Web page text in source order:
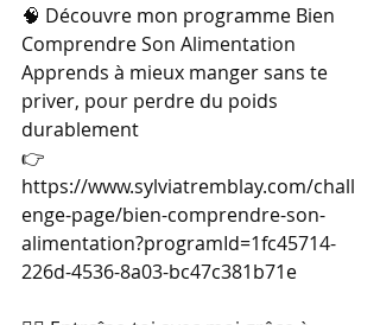
🧠 Découvre mon programme Bien
Comprendre Son Alimentation
Apprends à mieux manger sans te
priver, pour perdre du poids
durablement
👉
https://www.sylviatremblay.com/chall
enge-page/bien-comprendre-son-
alimentation?programId=1fc45714-
226d-4536-8a03-bc47c381b71e